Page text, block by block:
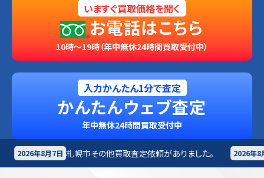
いますぐ買取価格を聞く
お電話はこちら
10時～19時（年中無休24時間買取受付中）
入力かんたん1分で査定
かんたんウェブ査定
年中無休24時間買取受付中
の他買取査定依頼がありました。 2026年8月7日 札幌市 楽器買取査